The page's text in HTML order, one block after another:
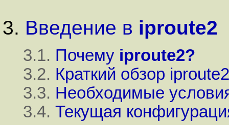
3. Введение в iproute2
3.1. Почему iproute2?
3.2. Краткий обзор iproute2
3.3. Необходимые
3.4. Текущая